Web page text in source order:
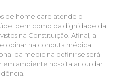
de home care atende o
bem como da dignidade da
na Constituição. Afinal, a
opinar na conduta médica,
da medicina definir se será
ambiente hospitalar ou dar